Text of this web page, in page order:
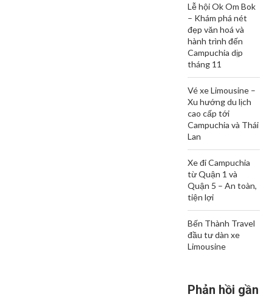
Lễ hội Ok Om Bok
– Khám phá nét
đẹp văn hoá và
hành trình đến
Campuchia dịp
tháng 11
Vé xe Limousine –
Xu hướng du lịch
cao cấp tới
Campuchia và Thái
Lan
Xe đi Campuchia
từ Quận 1 và
Quận 5 – An toàn,
tiện lợi
Bến Thành Travel
đầu tư dàn xe
Limousine
Phản hồi gần